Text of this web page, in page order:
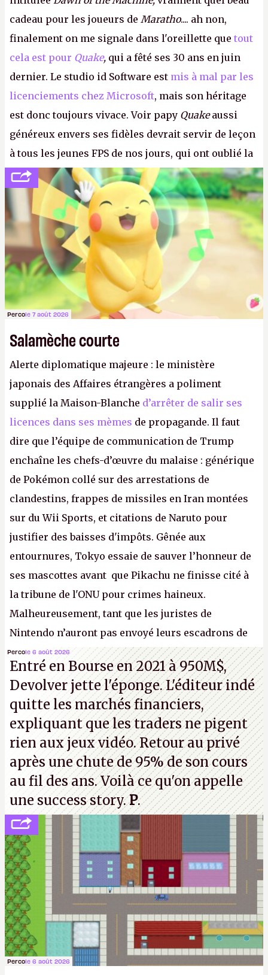
cadeau pour les joueurs de Maratho.... ah non,
finalement on me signale dans l'oreillette que tout
cela est pour Quake, qui a fêté ses 30 ans en juin
dernier. Le studio id Software est mis à mal par les
licenciements chez Microsoft, mais son héritage
est donc toujours vivace. Voir papy Quakeaussi
généreux envers ses fidèles devrait servir de leçon
à tous les jeunes FPS de nos jours, qui ont oublié la
politesse et le respect envers leurs joueurs et les
anciens. Il leur faudrait une bonne guerre des
consoles à ces petits cons !
Percole 7 août 2026
Salamèche courte
Alerte diplomatique majeure : le ministère
japonais des Affaires étrangères a poliment
supplié la Maison-Blanche d’arrêter de salir ses
licences dans ses mèmes de propagande. Il faut
dire que l’équipe de communication de Trump
enchaîne les chefs-d’œuvre du malaise : générique
de Pokémon collé sur des arrestations de
clandestins, frappes de missiles en Iran montées
sur du Wii Sports, et citations de Naruto pour
justifier des baisses d'impôts. Gênée aux
entournures, Tokyo essaie de sauver l’honneur de
ses mascottes avant que Pikachu ne finisse cité à
la tribune de l'ONU pour crimes haineux.
Malheureusement, tant que les juristes de
Nintendo n’auront pas envoyé leurs escadrons de
la mort judiciaires pour distribuer du copyright
strike à tour de bras, l'Oncle Sam continuera
d'étaler sa confiture intellectuelle sur vos
souvenirs d'enfance.P.
Percole 6 août 2026
Entré en Bourse en 2021 à 950M$,
Devolver jette l'éponge. L'éditeur indé
quitte les marchés financiers,
expliquant que les traders ne pigent
rien aux jeux vidéo. Retour au privé
après une chute de 95% de son cours
au fil des ans. Voilà ce qu'on appelle
une success story.P.
Percole 6 août 2026